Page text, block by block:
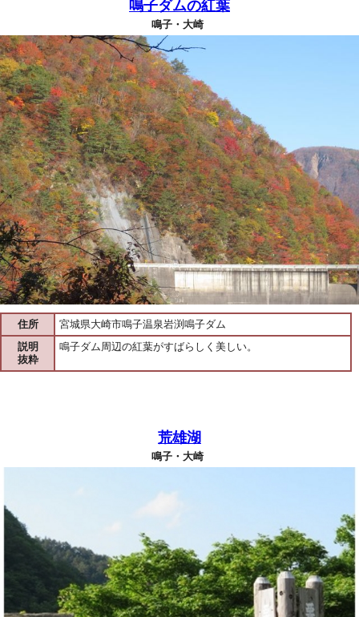
鳴子ダムの紅葉
鳴子・大崎
住所
宮城県大崎市鳴子温泉岩渕鳴子ダム
説明
抜粋
鳴子ダム周辺の紅葉がすばらしく美しい。
荒雄湖
鳴子・大崎